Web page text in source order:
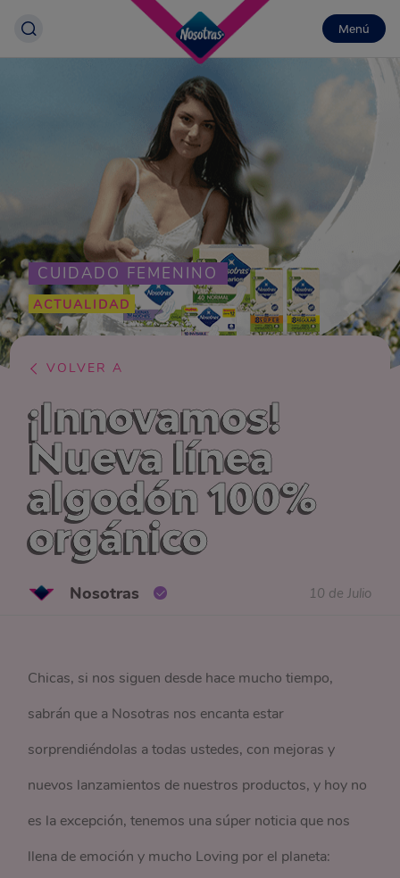
Menú
CUIDADO FEMENINO
ACTUALIDAD
VOLVER A
¡Innovamos!
Nueva línea
algodón 100%
orgánico
Nosotras 10 de Julio
Chicas, si nos siguen desde hace mucho tiempo,
sabrán que a Nosotras nos encanta estar
sorprendiéndolas a todas ustedes, con mejoras y
nuevos lanzamientos de nuestros productos, y hoy no
es la excepción, tenemos una súper noticia que nos
llena de emoción y mucho Loving por el planeta: